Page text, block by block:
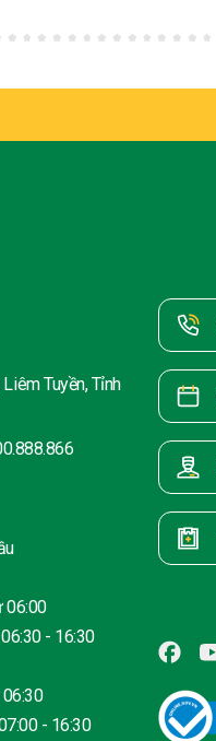
Tuyền, Tỉnh
- 16:30
- 16:30